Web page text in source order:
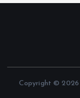
Copyright © 2026